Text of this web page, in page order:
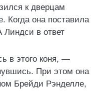
к дверцам
Когда она поставила
Линдси в ответ
в этого коня, —
При этом она
Брейди Рэнделле,